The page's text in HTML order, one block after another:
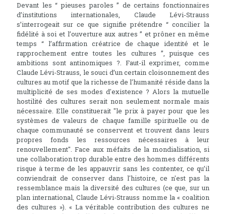
Devant les “ pieuses paroles ” de certains fonctionnaires
d’institutions internationales, Claude Lévi-Strauss
s’interrogeait sur ce que signifie prétendre “ concilier la
fidélité à soi et l’ouverture aux autres ” et prôner en même
temps “ l’affirmation créatrice de chaque identité et le
rapprochement entre toutes les cultures ”, puisque ces
ambitions sont antinomiques ?. Faut-il exprimer, comme
Claude Lévi-Strauss, le souci d’un certain cloisonnement des
cultures au motif que la richesse de l'humanité réside dans la
multiplicité de ses modes d'existence ? Alors la mutuelle
hostilité des cultures serait non seulement normale mais
nécessaire. Elle constituerait "le prix à payer pour que les
systèmes de valeurs de chaque famille spirituelle ou de
chaque communauté se conservent et trouvent dans leurs
propres fonds les ressources nécessaires à leur
renouvellement". Face aux méfaits de la mondialisation, si
une collaboration trop durable entre des hommes différents
risque à terme de les appauvrir sans les contenter, ce qu’il
conviendrait de conserver dans l'histoire, ce n'est pas la
ressemblance mais la diversité des cultures (ce que, sur un
plan international, Claude Lévi-Strauss nomme la « coalition
des cultures »). « La véritable contribution des cultures ne